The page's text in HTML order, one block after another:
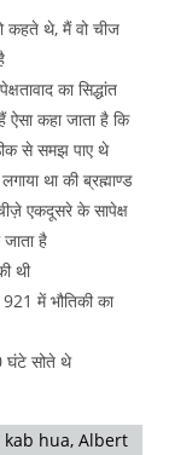
कहते थे, मैं वो चीज
का सिद्धांत
कहा जाता है कि
से समझ पाए थे
था की ब्रह्माण्ड
एकदूसरे के सापेक्ष
जाता है
थी
में भौतिकी का
घंटे सोते थे
hua, Albert